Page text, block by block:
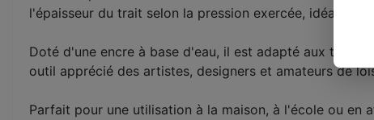
l'épaisseur du trait selon la pression exercée, idéal pour
Doté d'une encre à base d'eau, il est adapté aux
outil apprécié des artistes, designers et amateurs de
Parfait pour une utilisation à la maison, à l'école ou en